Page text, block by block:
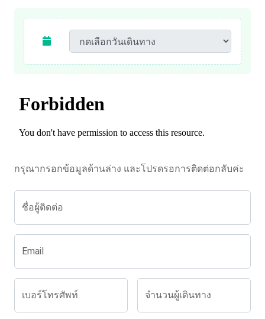
กรุณากรอกข้อมูลด้านล่าง และโปรดรอการติดต่อกลับค่ะ
ชื่อผู้ติดต่อ
Email
เบอร์โทรศัพท์ จำนวนผู้เดินทาง